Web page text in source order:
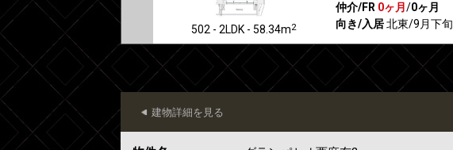
502 - 2LDK - 58.34m2
仲介/FR 0ヶ月 /0ヶ月
向き/入居北東/9月下旬
建物詳細を見る